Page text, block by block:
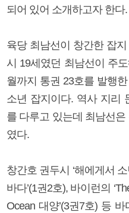
되어 있어 소개하고자 한다.
육당 최남선이 창간한 잡지
시 19세였던 최남선이 주
월까지 통권 23호를 발행
소년 잡지이다. 역사 지리
를 다루고 있는데 최남선
였다.
창간호 권두시 ‘해에게서
바다’(1권2호), 바이런의
Ocean 대양’(3권7호) 등